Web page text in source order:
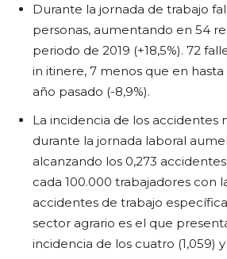
Durante la jornada de trabajo
personas, aumentando en 54
periodo de 2019 (+18,5%). 72
in itinere, 7 menos que en
año pasado (-8,9%).
La incidencia de los accidentes
durante la jornada laboral
alcanzando los 0,273
cada 100.000 trabajadores con
accidentes de trabajo
sector agrario es el que
incidencia de los cuatro (1,059)